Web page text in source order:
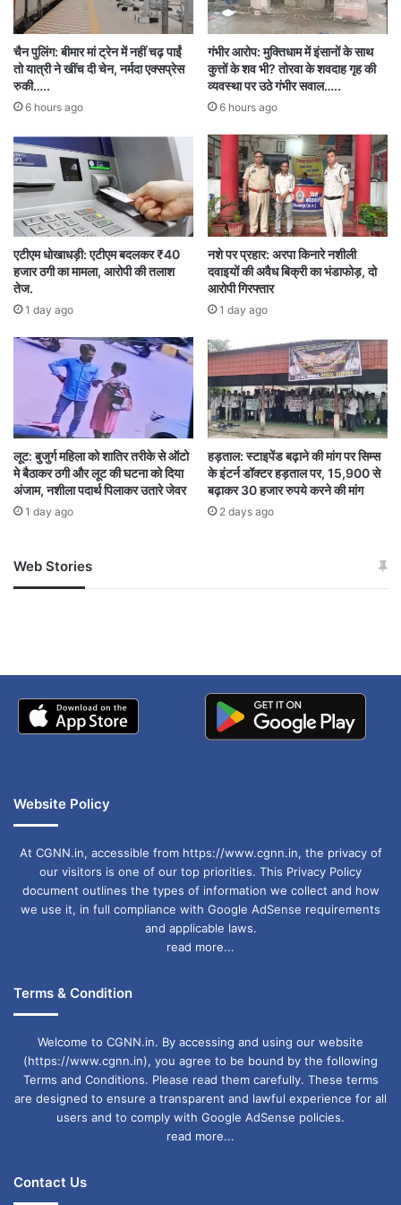
सुनवाई बेहद अहम मानी जा रही है। अब सभी की नजरें इस
बात पर टिकी हैं कि कोर्ट, ED की रिमांड मांग पर क्या
फैसला सुनाता है।
16.70 करोड़ रुपएChaitanya Baghel
BHUPESH BAGHEL Black money ब्लैक मनी
Custodial remand
Enforcement Directorate (ED)
Liquor scam
Money laundering case
Raipur Special Court Rs 16.70 crore
कस्टोडियल रिमांड चैतन्य बघेल न्यायिक रिमांड
प्रवर्तन निदेशालय (ED) भूपेश बघेल
मनी लॉन्ड्रिंग केस रायपुर स्पेशल कोर्ट
चैन पुलिंग: बीमार मां ट्रेन में नहीं चढ़ पाईं
तो यात्री ने खींच दी चेन, नर्मदा एक्सप्रेस
रुकी…..
6 hours ago
गंभीर आरोप: मुक्तिधाम में इंसानों के साथ
कुत्तों के शव भी? तोरवा के शवदाह गृह की
व्यवस्था पर उठे गंभीर सवाल…..
6 hours ago
एटीएम धोखाधड़ी: एटीएम बदलकर ₹40
हजार ठगी का मामला, आरोपी की तलाश
तेज.
1 day ago
नशे पर प्रहार: अरपा किनारे नशीली
दवाइयों की अवैध बिक्री का भंडाफोड़, दो
आरोपी गिरफ्तार
1 day ago
लूट: बुजुर्ग महिला को शातिर तरीके से ऑटो
मे बैठाकर ठगी और लूट की घटना को दिया
अंजाम, नशीला पदार्थ पिलाकर उतारे जेवर
1 day ago
हड़ताल: स्टाइपेंड बढ़ाने की मांग पर सिम्स
के इंटर्न डॉक्टर हड़ताल पर, 15,900 से
बढ़ाकर 30 हजार रुपये करने की मांग
2 days ago
Web Stories
जम्मू-कश्मीर में बारिश से
अपडेट
खाई में धक्का… आरोपियों ने
Website Policy
At CGNN.in, accessible from https://www.cgnn.in, the privacy of
our visitors is one of our top priorities. This Privacy Policy
document outlines the types of information we collect and how
we use it, in full compliance with Google AdSense requirements
and applicable laws.
read more...
Terms & Condition
Welcome to CGNN.in. By accessing and using our website
(https://www.cgnn.in), you agree to be bound by the following
Terms and Conditions. Please read them carefully. These terms
are designed to ensure a transparent and lawful experience for all
users and to comply with Google AdSense policies.
read more...
Contact Us